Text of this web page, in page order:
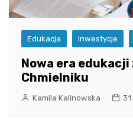
Edukacja Inwestycje
Nowa era
Chmielniku
Kamila Kalinowska